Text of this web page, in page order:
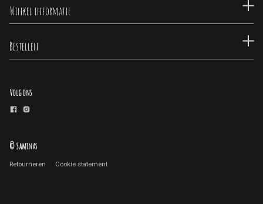
Winkel informatie
Bestellen
Volg ons
© Saminas
Retourneren Cookie statement